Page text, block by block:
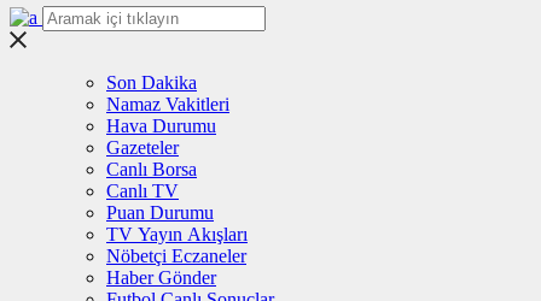
Son Dakika
Namaz Vakitleri
Hava Durumu
Gazeteler
Canlı Borsa
Canlı TV
Puan Durumu
TV Yayın Akışları
Nöbetçi Eczaneler
Haber Gönder